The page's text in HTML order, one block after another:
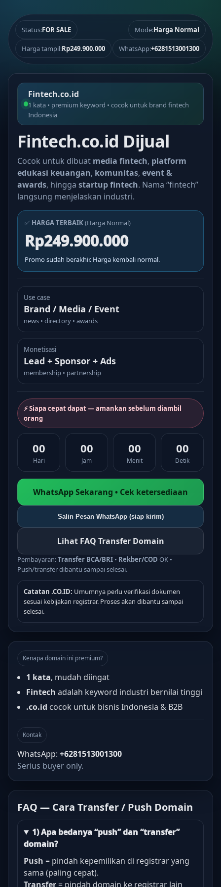
Status:FOR SALE Mode:Harga Normal
Harga tampil:Rp249.900.000 WhatsApp:+6281513001300
Fintech.co.id
1 kata • premium keyword • cocok untuk brand fintech
Indonesia
Fintech.co.id Dijual
Cocok untuk dibuat media fintech, platform
edukasi keuangan, komunitas, event &
awards, hingga startup fintech. Nama “fintech”
langsung menjelaskan industri.
✅ HARGA TERBAIK(Harga Normal)
Rp249.900.000
Promo sudah berakhir. Harga kembali normal.
Use case
Brand / Media / Event
news • directory • awards
Monetisasi
Lead + Sponsor + Ads
membership • partnership
⚡ Siapa cepat dapat — amankan sebelum diambil
orang
00
Hari
00
Jam
00
Menit
00
Detik
WhatsApp Sekarang • Cek ketersediaan
Salin Pesan WhatsApp (siap kirim)
Lihat FAQ Transfer Domain
Pembayaran:Transfer BCA/BRI • Rekber/COD OK •
Push/transfer dibantu sampai selesai.
Catatan .CO.ID: Umumnya perlu verifikasi dokumen
sesuai kebijakan registrar. Proses akan dibantu sampai
selesai.
Kenapa domain ini premium?
1 kata, mudah diingat
Fintech adalah keyword industri bernilai tinggi
.co.id cocok untuk bisnis Indonesia & B2B
Kontak
WhatsApp: +6281513001300
Serius buyer only.
FAQ — Cara Transfer / Push Domain
1) Apa bedanya “push” dan “transfer”
domain?
Push = pindah kepemilikan di registrar yang
sama (paling cepat).
Transfer = pindah domain ke registrar lain